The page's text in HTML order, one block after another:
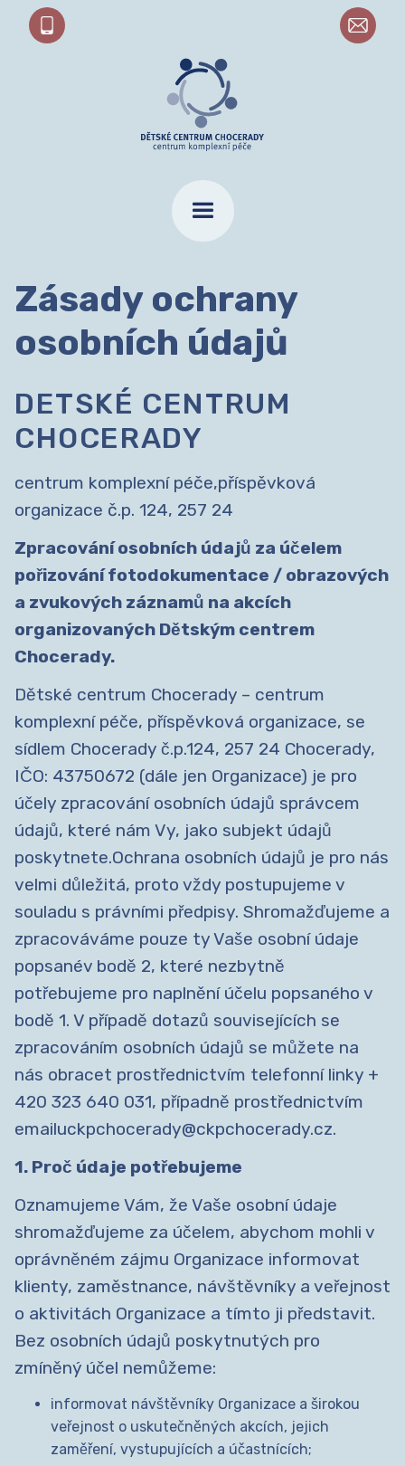
Zásady ochrany
osobních údajů
DETSKÉ CENTRUM
CHOCERADY
centrum komplexní péče,příspěvková
organizace č.p. 124, 257 24
Zpracování osobních údajů za účelem
pořizování fotodokumentace / obrazových
a zvukových záznamů na akcích
organizovaných Dětským centrem
Chocerady.
Dětské centrum Chocerady – centrum
komplexní péče, příspěvková organizace, se
sídlem Chocerady č.p.124, 257 24 Chocerady,
IČO: 43750672 (dále jen Organizace) je pro
účely zpracování osobních údajů správcem
údajů, které nám Vy, jako subjekt údajů
poskytnete.Ochrana osobních údajů je pro nás
velmi důležitá, proto vždy postupujeme v
souladu s právními předpisy. Shromažďujeme a
zpracováváme pouze ty Vaše osobní údaje
popsanév bodě 2, které nezbytně
potřebujeme pro naplnění účelu popsaného v
bodě 1. V případě dotazů souvisejících se
zpracováním osobních údajů se můžete na
nás obracet prostřednictvím telefonní linky +
420 323 640 031, případně prostřednictvím
emailuckpchocerady@ckpchocerady.cz.
1. Proč údaje potřebujeme
Oznamujeme Vám, že Vaše osobní údaje
shromažďujeme za účelem, abychom mohli v
oprávněném zájmu Organizace informovat
klienty, zaměstnance, návštěvníky a veřejnost
o aktivitách Organizace a tímto ji představit.
Bez osobních údajů poskytnutých pro
zmíněný účel nemůžeme:
informovat návštěvníky Organizace a širokou
veřejnost o uskutečněných akcích, jejich
zaměření, vystupujících a účastnících;